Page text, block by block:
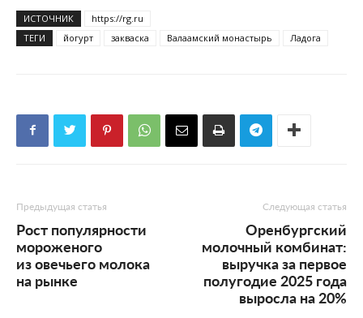
ИСТОЧНИК
https://rg.ru
ТЕГИ
йогурт закваска Валаамский монастырь Ладога
Предыдущая статья
Рост популярности
мороженого
из овечьего молока
на рынке
Следующая статья
Оренбургский
молочный комбинат:
выручка за первое
полугодие 2025 года
выросла на 20%